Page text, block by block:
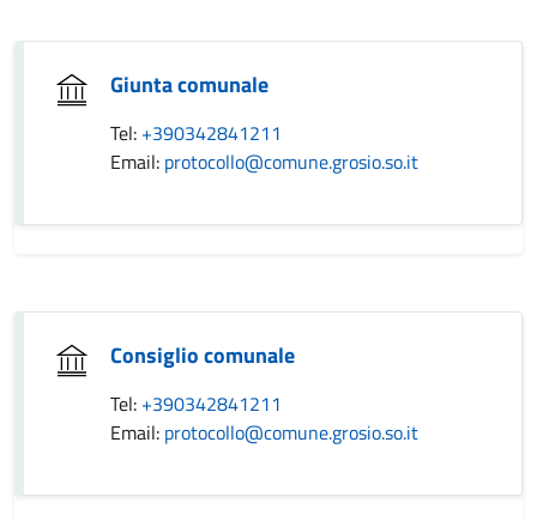
Giunta comunale
Tel: +390342841211
Email: protocollo@comune.grosio.so.it
Consiglio comunale
Tel: +390342841211
Email: protocollo@comune.grosio.so.it